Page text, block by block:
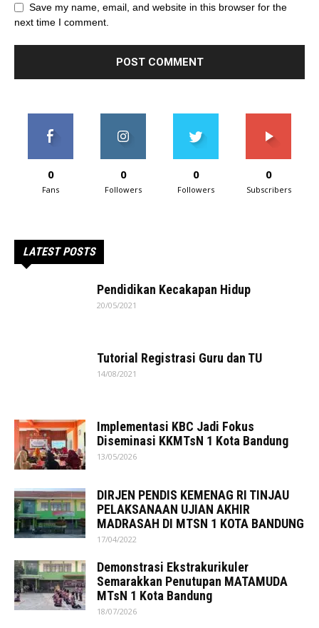
Save my name, email, and website in this browser for the
next time I comment.
0
Fans
0
Followers
0
Followers
0
Subscribers
LATEST POSTS
Pendidikan Kecakapan Hidup
20/05/2021
Tutorial Registrasi Guru dan TU
14/08/2021
Implementasi KBC Jadi Fokus
Diseminasi KKMTsN 1 Kota Bandung
13/05/2026
DIRJEN PENDIS KEMENAG RI TINJAU
PELAKSANAAN UJIAN AKHIR
MADRASAH DI MTSN 1 KOTA BANDUNG
17/04/2022
Demonstrasi Ekstrakurikuler
Semarakkan Penutupan MATAMUDA
MTsN 1 Kota Bandung
18/07/2026